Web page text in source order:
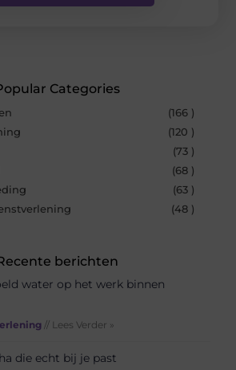
Categories
(166 )
(120 )
(73 )
(68 )
(63 )
(48 )
berichten
water op het werk binnen
// Lees Verder »
die echt bij je past